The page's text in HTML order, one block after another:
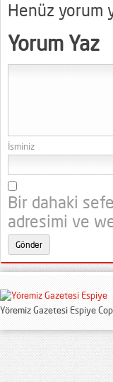
Henüz yorum
Yorum Yaz
İsminiz
Bir dahaki
adresimi ve
Yöremiz Gazetesi Espiye